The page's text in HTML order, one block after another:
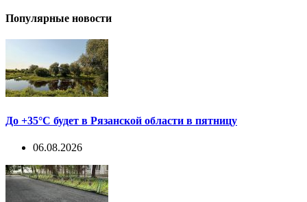
Популярные новости
До +35°С будет в Рязанской области в пятницу
06.08.2026